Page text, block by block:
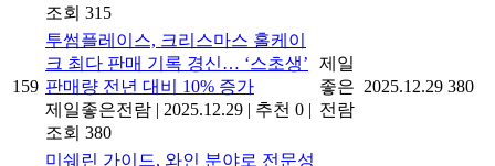
조회 315
159
투썸플레이스, 크리스마스 홀케이
크 최다 판매 기록 경신… ‘스초생’
판매량 전년 대비 10% 증가
제일좋은전람 | 2025.12.29 | 추천 0 |
조회 380
제일
좋은
전람
2025.12.29 380
미쉐린 가이드, 와인 분야로 전문성